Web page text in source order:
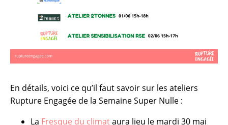
En détails, voici ce qu’il faut savoir sur les ateliers
Rupture Engagée de la Semaine Super Nulle :
La Fresque du climataura lieu le mardi 30 mai